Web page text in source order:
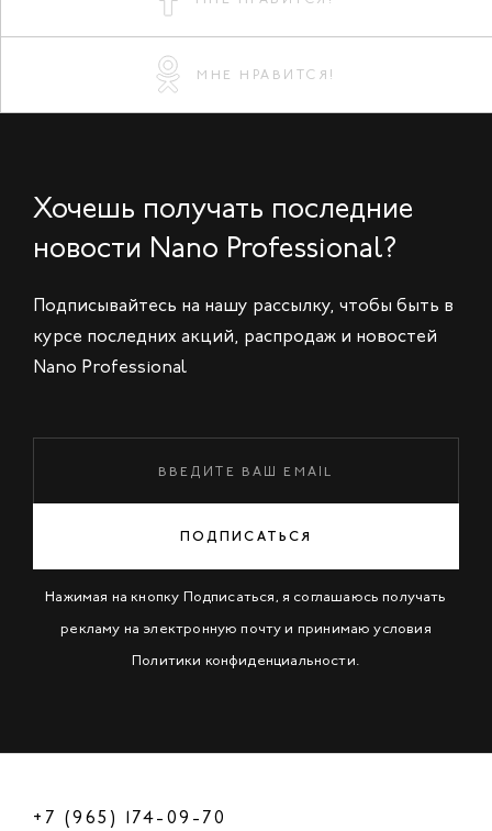
МНЕ НРАВИТСЯ!
Хочешь получать последние
новости Nano Professional?
Подписывайтесь на нашу рассылку, чтобы быть в
курсе последних акций, распродаж и новостей
Nano Professional
ПОДПИСАТЬСЯ
Нажимая на кнопку Подписаться, я соглашаюсь получать
рекламу на электронную почту и принимаю условия
Политики конфиденциальности.
+7 (965) 174-09-70